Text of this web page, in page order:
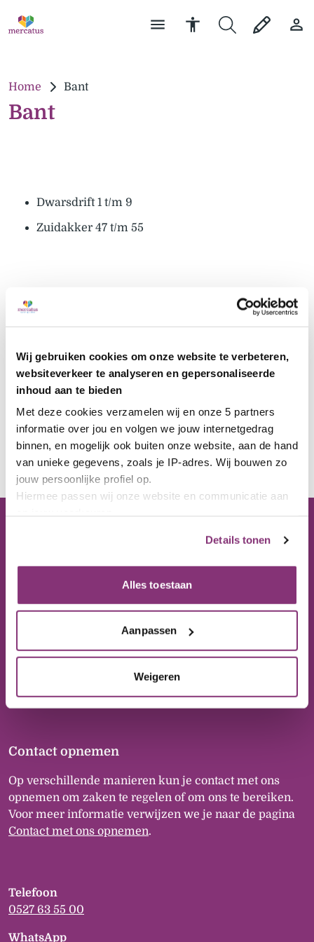
Wij gebruiken cookies om onze website te verbeteren,
websiteverkeer te analyseren en gepersonaliseerde
inhoud aan te bieden
Met deze cookies verzamelen wij en onze 5 partners
informatie over jou en volgen we jouw internetgedrag
binnen, en mogelijk ook buiten onze website, aan de hand
van unieke gegevens, zoals je IP-adres. Wij bouwen zo
jouw persoonlijke profiel op.
Hiermee passen wij onze website en communicatie aan
Via het paarse icoon linksonder op onze website kun je
jouw toestemming op elk moment wijzigen of intrekken.
Details tonen
Alles toestaan
Aanpassen
Weigeren
Home Bant
Bant
Dwarsdrift 1 t/m 9
Zuidakker 47 t/m 55
Nijverheidstraat 10
Postadres
8300 AA Emmeloord
Contact opnemen
Op verschillende manieren kun je contact met ons
opnemen om zaken te regelen of om ons te bereiken.
Voor meer informatie verwijzen we je naar de pagina
Contact met ons opnemen.
Telefoon
0527 63 55 00
WhatsApp